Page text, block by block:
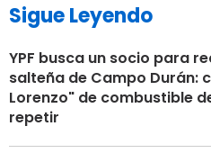
Sigue Leyendo
YPF busca un socio para
salteña de Campo Durán:
Lorenzo" de combustible
repetir